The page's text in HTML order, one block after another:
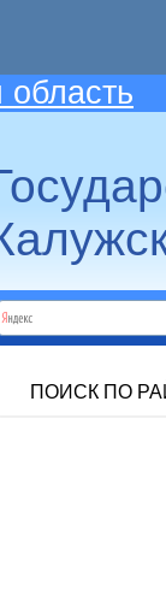
область
ПОИСК ПО